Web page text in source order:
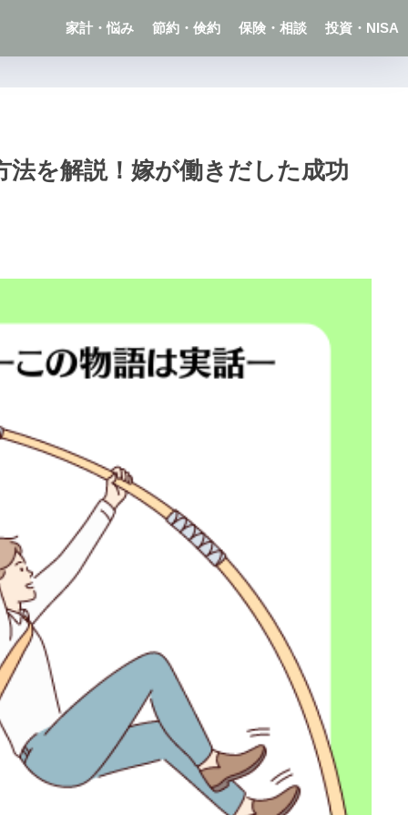
家計・悩み 節約・倹約 保険・相談 投資・NISA
を解説！嫁が働きだした成功